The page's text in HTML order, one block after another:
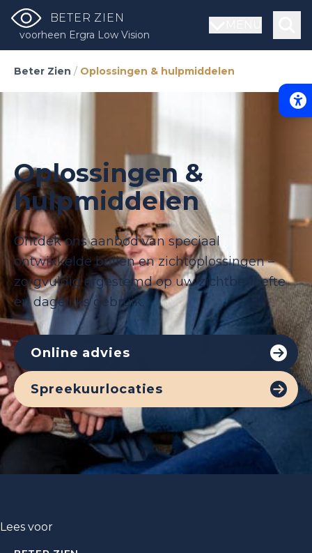
BETER ZIEN
voorheen Ergra Low Vision
Beter Zien / Oplossingen & hulpmiddelen
Oplossingen &
hulpmiddelen
Ontdek ons aanbod van speciaal
ontwikkelde brillen en zichtoplossingen –
zorgvuldig afgestemd op uw zichtbehoefte
en dagelijks gebruik.
Online advies
Spreekuurlocaties
Lees voor